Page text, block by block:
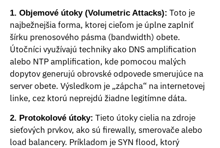
1. Objemové útoky (Volumetric Attacks): Toto je
najbežnejšia forma, ktorej cieľom je úplne zaplniť
šírku prenosového pásma (bandwidth) obete.
Útočníci využívajú techniky ako DNS amplification
alebo NTP amplification, kde pomocou malých
dopytov generujú obrovské odpovede smerujúce na
server obete. Výsledkom je „zápcha“ na internetovej
linke, cez ktorú neprejdú žiadne legitímne dáta.
2. Protokolové útoky: Tieto útoky cielia na zdroje
sieťových prvkov, ako sú firewally, smerovače alebo
load balancery. Príkladom je SYN flood, ktorý